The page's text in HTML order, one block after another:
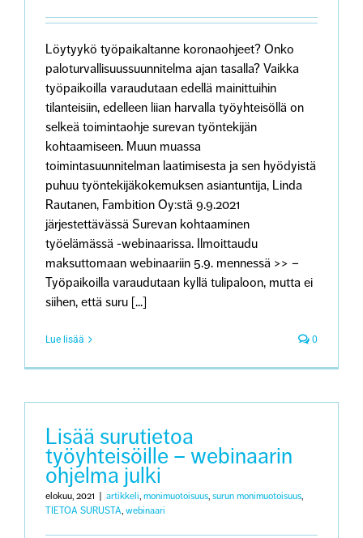
Löytyykö työpaikaltanne koronaohjeet? Onko
paloturvallisuussuunnitelma ajan tasalla? Vaikka
työpaikoilla varaudutaan edellä mainittuihin
tilanteisiin, edelleen liian harvalla työyhteisöllä on
selkeä toimintaohje surevan työntekijän
kohtaamiseen. Muun muassa
toimintasuunnitelman laatimisesta ja sen hyödyistä
puhuu työntekijäkokemuksen asiantuntija, Linda
Rautanen, Fambition Oy:stä 9.9.2021
järjestettävässä Surevan kohtaaminen
työelämässä -webinaarissa. Ilmoittaudu
maksuttomaan webinaariin 5.9. mennessä >> –
Työpaikoilla varaudutaan kyllä tulipaloon, mutta ei
siihen, että suru [...]
Lue lisää 0
Lisää surutietoa
työyhteisöille – webinaarin
ohjelma julki
elokuu, 2021 artikkeli, monimuotoisuus, surun monimuotoisuus,
TIETOA SURUSTA, webinaari